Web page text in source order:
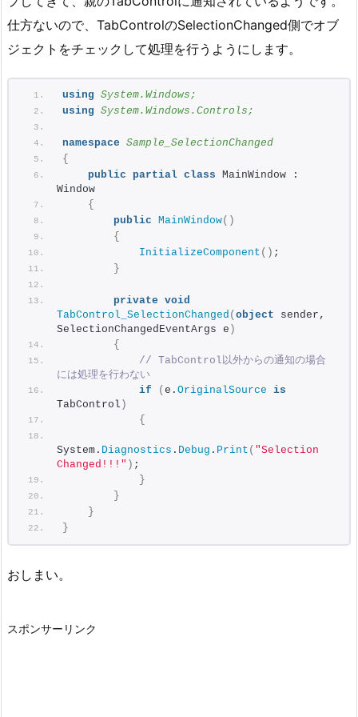
仕方ないので、TabControlのSelectionChanged側でオブ
ジェクトをチェックして処理を行うようにします。
using System.Windows;
using System.Windows.Controls;
namespace Sample_SelectionChanged
{
public
partial class MainWindow :
Window
{
public
MainWindow()
{
InitializeComponent () ;
}
private void
TabControl_SelectionChanged ( object sender,
SelectionChangedEventArgs e )
{
// TabControl以外からの通知の場合
には処理を行わない
if
( e. OriginalSource is
TabControl )
{
System. Diagnostics . Debug . Print ( "Selection
Changed!!!" ) ;
}
}
}
}
おしまい。
スポンサーリンク